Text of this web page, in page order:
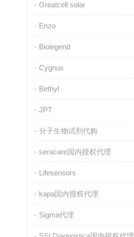
Greatcell solar
Enzo
Biolegend
Cygnus
Bethyl
JPT
分子生物试剂代购
seracare国内授权代理
Lifesensors
kapa国内授权代理
Sigma代理